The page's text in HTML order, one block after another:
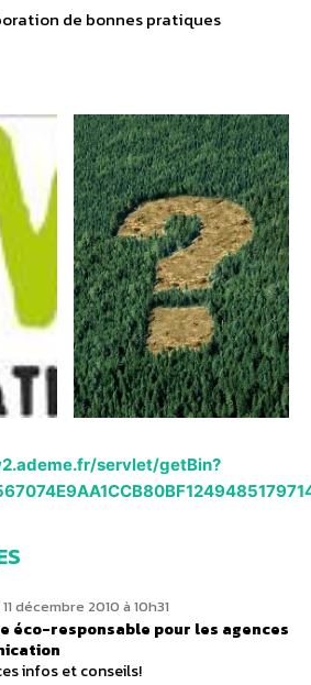
de bonnes pratiques
servlet/getBin?
11 décembre 2010 à 10h31
éco-responsable pour les agences
infos et conseils!